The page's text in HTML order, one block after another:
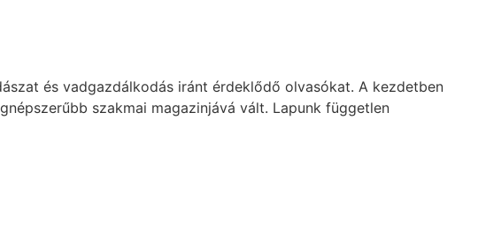
és vadgazdálkodás iránt érdeklődő olvasókat. A kezdetben
szakmai magazinjává vált. Lapunk független